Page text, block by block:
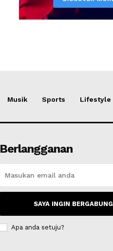
Musik Sports Lifestyle
Berlangganan
SAYA INGIN BERGABUNG
Apa anda setuju?